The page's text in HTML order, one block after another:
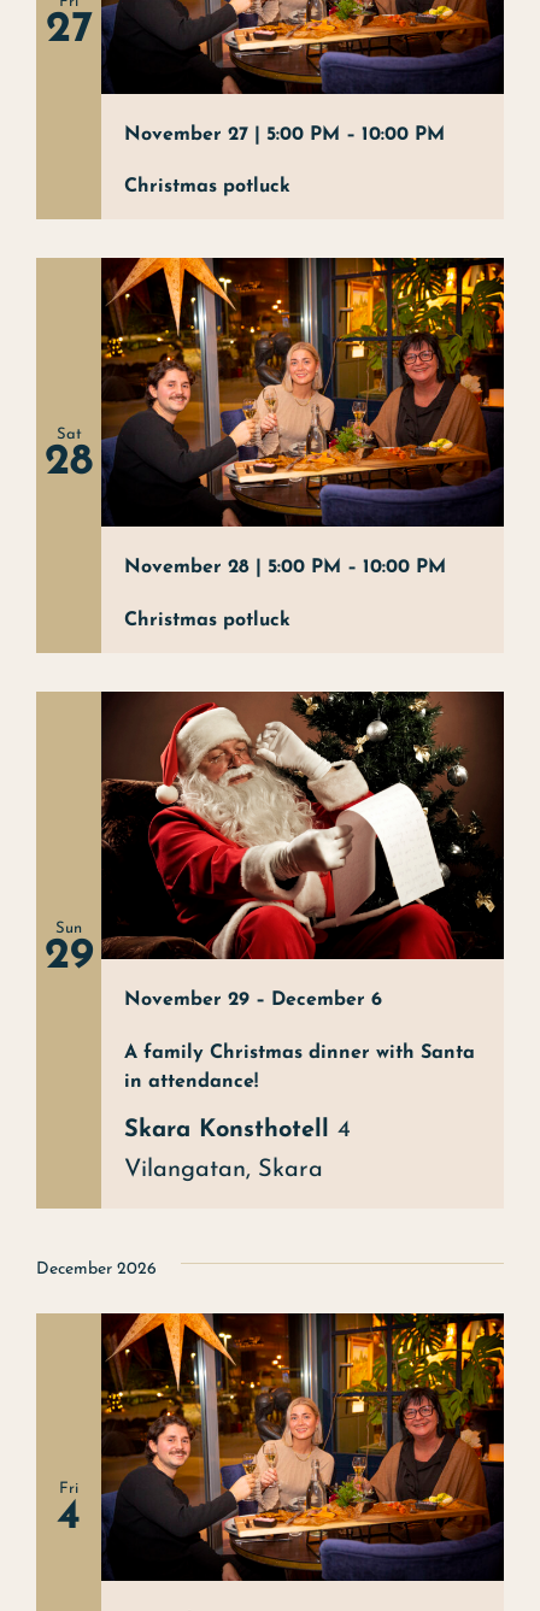
Christmas buffet
Experience
Art
About us
27
Christmas potluck
November 27 | 5:00 PM – 10:00 PM
Sat
28
Christmas potluck
November 28 | 5:00 PM – 10:00 PM
Sun
29
A family Christmas dinner with Santa
in attendance!
November 29 – December 6
Skara Konsthotell 4
Vilangatan, Skara
December 2026
Fri
4